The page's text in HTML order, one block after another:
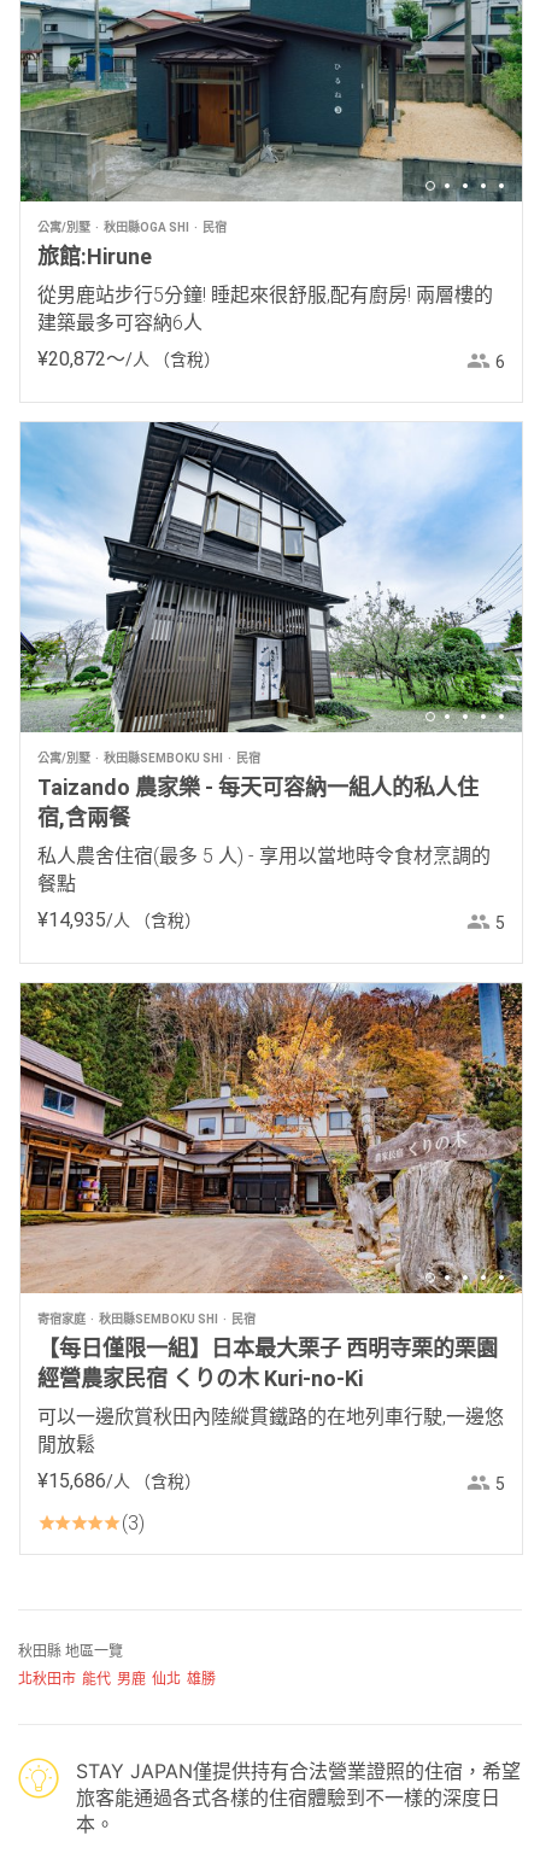
公寓/別墅 秋田縣OGA SHI 民宿
旅館:Hirune
從男鹿站步行5分鐘! 睡起來很舒服,配有廚房! 兩層樓的
建築最多可容納6人
¥20,872〜/人 （含稅） 6
公寓/別墅 秋田縣SEMBOKU SHI 民宿
Taizando 農家樂 - 每天可容納一組人的私人住
宿,含兩餐
私人農舍住宿(最多 5 人) - 享用以當地時令食材烹調的
餐點
¥14,935/人 （含稅） 5
寄宿家庭 秋田縣SEMBOKU SHI 民宿
【每日僅限一組】日本最大栗子 西明寺栗的栗園
經營農家民宿 くりの木 Kuri-no-Ki
可以一邊欣賞秋田內陸縱貫鐵路的在地列車行駛,一邊悠
閒放鬆
¥15,686/人 （含稅） 5
3
秋田縣 地區一覽
北秋田市 能代 男鹿 仙北 雄勝
STAY JAPAN僅提供持有合法營業證照的住宿，希望
旅客能通過各式各樣的住宿體驗到不一樣的深度日
本。